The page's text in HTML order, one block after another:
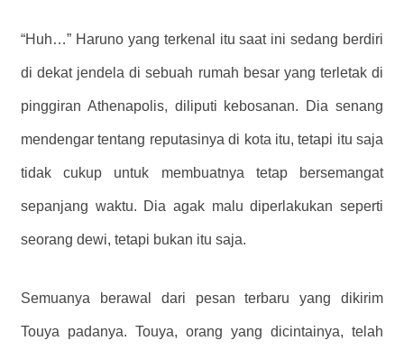
“Huh…” Haruno yang terkenal itu saat ini sedang berdiri
di dekat jendela di sebuah rumah besar yang terletak di
pinggiran Athenapolis, diliputi kebosanan. Dia senang
mendengar tentang reputasinya di kota itu, tetapi itu saja
tidak cukup untuk membuatnya tetap bersemangat
sepanjang waktu. Dia agak malu diperlakukan seperti
seorang dewi, tetapi bukan itu saja.
Semuanya berawal dari pesan terbaru yang dikirim
Touya padanya. Touya, orang yang dicintainya, telah